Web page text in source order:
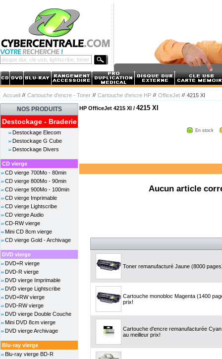
Accueil Cartouche d'encre - Toner Cartouche d'encre HP OfficeJet 4215 XI
NOS PRODUITS
Destockage - Braderie
Destockage Elecom
Destockage G Cube
Destockage Divers
CD vierge
CD vierge 700Mo - 80min
CD vierge 800Mo - 90min
CD vierge 900Mo - 100min
CD vierge Imprimable
CD vierge Lightscribe
CD vierge Audio
CD-RW vierge
Mini CD 8cm vierge
CD vierge Gold - Archivage
DVD vierge
DVD+R vierge
DVD-R vierge
DVD vierge Imprimable
DVD vierge Lightscribe
DVD+RW vierge
DVD-RW vierge
DVD vierge Double Couche
Mini DVD 8cm vierge
DVD vierge Archivage
Blu-ray vierge
Blu-ray vierge BD-R
HP OfficeJet 4215 XI / 4215 XI
En stock
Aucun article
Toner remanufacturé Jaune (8000
Cartouche monobloc Magenta (1400
prix!
Cartouche d'encre remanufacturée
au meilleur prix!